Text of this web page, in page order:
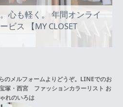
心も軽く。 年間オンライ
ビス 【MY CLOSET
のメルフォームよりどうぞ。LINEでのお
塚・西宮 ファッションカラーリスト お
れのいろは